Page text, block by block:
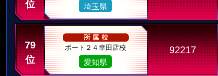
位
埼玉県
79
位
ポート２４幸田店校
愛知県
92217